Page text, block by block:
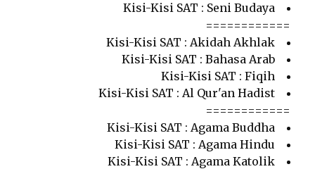
Kisi-Kisi SAT : Seni Budaya
============
Kisi-Kisi SAT : Akidah Akhlak
Kisi-Kisi SAT : Bahasa Arab
Kisi-Kisi SAT : Fiqih
Kisi-Kisi SAT : Al Qur'an Hadist
============
Kisi-Kisi SAT : Agama Buddha
Kisi-Kisi SAT : Agama Hindu
Kisi-Kisi SAT : Agama Katolik